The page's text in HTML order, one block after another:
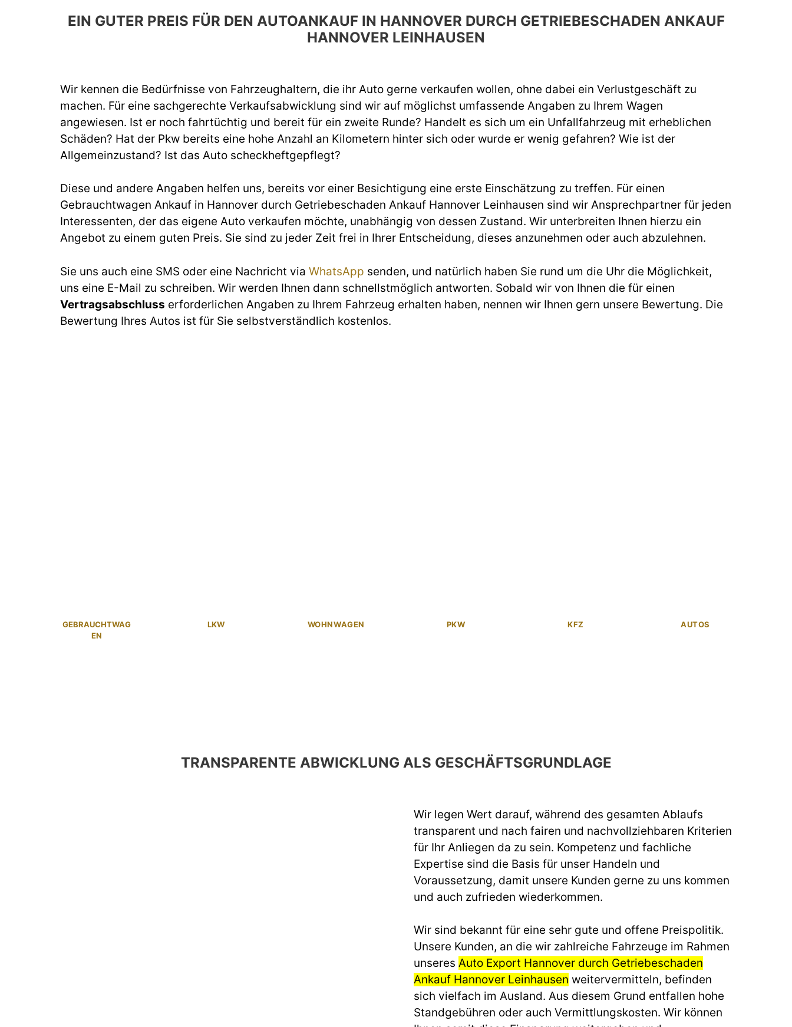
EIN GUTER PREIS FÜR DEN AUTOANKAUF IN HANNOVER DURCH GETRIEBESCHADEN ANKAUF
HANNOVER LEINHAUSEN
Wir kennen die Bedürfnisse von Fahrzeughaltern, die ihr Auto gerne verkaufen wollen, ohne dabei ein Verlustgeschäft zu
machen. Für eine sachgerechte Verkaufsabwicklung sind wir auf möglichst umfassende Angaben zu Ihrem Wagen
angewiesen. Ist er noch fahrtüchtig und bereit für ein zweite Runde? Handelt es sich um ein Unfallfahrzeug mit erheblichen
Schäden? Hat der Pkw bereits eine hohe Anzahl an Kilometern hinter sich oder wurde er wenig gefahren? Wie ist der
Allgemeinzustand? Ist das Auto scheckheftgepflegt?
Diese und andere Angaben helfen uns, bereits vor einer Besichtigung eine erste Einschätzung zu treffen. Für einen
Gebrauchtwagen Ankauf in Hannover durch Getriebeschaden Ankauf Hannover Leinhausen sind wir Ansprechpartner für jeden
Interessenten, der das eigene Auto verkaufen möchte, unabhängig von dessen Zustand. Wir unterbreiten Ihnen hierzu ein
Angebot zu einem guten Preis. Sie sind zu jeder Zeit frei in Ihrer Entscheidung, dieses anzunehmen oder auch abzulehnen.
Sie uns auch eine SMS oder eine Nachricht via WhatsApp senden, und natürlich haben Sie rund um die Uhr die Möglichkeit,
uns eine E-Mail zu schreiben. Wir werden Ihnen dann schnellstmöglich antworten. Sobald wir von Ihnen die für einen
Vertragsabschluss erforderlichen Angaben zu Ihrem Fahrzeug erhalten haben, nennen wir Ihnen gern unsere Bewertung. Die
Bewertung Ihres Autos ist für Sie selbstverständlich kostenlos.
GEBRAUCHTWAG
EN
LKW WOHNWAGEN PKW KFZ AUTOS
TRANSPARENTE ABWICKLUNG ALS GESCHÄFTSGRUNDLAGE
Wir legen Wert darauf, während des gesamten Ablaufs
transparent und nach fairen und nachvollziehbaren Kriterien
für Ihr Anliegen da zu sein. Kompetenz und fachliche
Expertise sind die Basis für unser Handeln und
Voraussetzung, damit unsere Kunden gerne zu uns kommen
und auch zufrieden wiederkommen.
Wir sind bekannt für eine sehr gute und offene Preispolitik.
Unsere Kunden, an die wir zahlreiche Fahrzeuge im Rahmen
unseres Auto Export Hannover durch Getriebeschaden
Ankauf Hannover Leinhausen weitervermitteln, befinden
sich vielfach im Ausland. Aus diesem Grund entfallen hohe
Standgebühren oder auch Vermittlungskosten. Wir können